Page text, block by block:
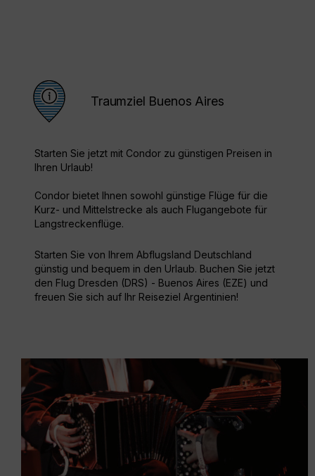
Traumziel Buenos Aires
Starten Sie jetzt mit Condor zu günstigen Preisen in
Ihren Urlaub!
Condor bietet Ihnen sowohl günstige Flüge für die
Kurz- und Mittelstrecke als auch Flugangebote für
Langstreckenflüge.
Starten Sie von Ihrem Abflugsland Deutschland
günstig und bequem in den Urlaub. Buchen Sie jetzt
den Flug Dresden (DRS) - Buenos Aires (EZE) und
freuen Sie sich auf Ihr Reiseziel Argentinien!